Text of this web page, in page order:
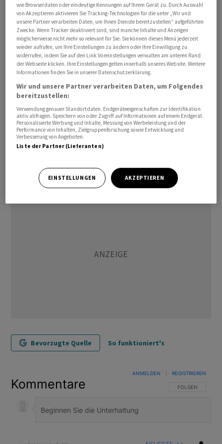
Netanjahu zunehmende Anzeichen gesehen, dass der
iranische Staatsführer Ali Chamenei nicht mehr am
Leben ist. «Wir haben Chameneis Anwesen zerstört. Es
gibt viele Zeichen, dass der Diktator nicht mehr lebt»,
sagte er in einer Stellungnahme am Abend.
Am Samstagmorgen hatten Israel und die Vereinigten
Staaten den Iran angegriffen. Mit dem Angriff auf den
Iran hat Israels Luftwaffe nach Militärangaben den bisher
grössten Einsatz ihrer Geschichte ausgeführt. Rund 200
Kampfflugzeuge hätten etwa 500 Ziele angegriffen,
teilte das israelische Militär mit.
Bevorzugte Quelle So funktioniert's
Kommentare FOLGE DIESER
FOLGEN
ANMELDEN REGISTRIEREN
wie Browserdaten oder eindeutige Kennungen auf Ihrem Gerät zu. Durch Auswahl
von Akzeptieren aktivieren Sie Tracking-Technologien für die unter „Wir und
unsere Partner verarbeiten Daten, um Ihnen Dienste bereitzustellen“ aufgeführten
Zwecke. Wenn Tracker deaktiviert sind, sind manche Inhalte und Anzeigen
möglicherweise nicht mehr so relevant für Sie. Sie können dieses Menü jederzeit
wieder aufrufen, um Ihre Einstellungen zu ändern oder Ihre Einwilligung zu
widerrufen, indem Sie auf den Link Voreinstellungen verwalten am unteren Rand
der Webseite klicken. Ihre Einstellungen gelten innerhalb unseres Website. Weitere
Informationen finden Sie in unserer Datenschutzerklärung.
Wir und unsere Partner verarbeiten Daten, um Folgendes
bereitzustellen:
Verwendung genauer Standortdaten. Endgeräteeigenschaften zur Identifikation
aktiv abfragen. Speichern von oder Zugriff auf Informationen auf einem Endgerät.
Personalisierte Werbung und Inhalte, Messung von Werbeleistung und der
Performance von Inhalten, Zielgruppenforschung sowie Entwicklung und
Verbesserung von Angeboten.
Liste der Partner (Lieferanten)
EINSTELLUNGEN AKZEPTIEREN